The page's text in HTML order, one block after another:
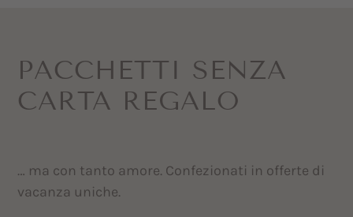
PACCHETTI SENZA
CARTA REGALO
… ma con tanto amore. Confezionati in offerte di
vacanza uniche.